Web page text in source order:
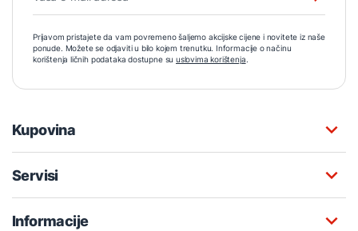
Prijavom pristajete da vam povremeno šaljemo akcijske cijene i novitete iz naše
ponude. Možete se odjaviti u bilo kojem trenutku. Informacije o načinu
korištenja ličnih podataka dostupne su uslovima korištenja.
Kupovina
Servisi
Informacije